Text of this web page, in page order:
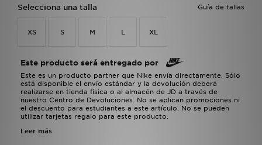
Guía de tallas
Selecciona una talla
XS S M L XL
Este producto será entregado por
Este es un producto partner que Nike envía directamente. Sólo
está disponible el envío estándar y la devolución deberá
realizarse en tienda física o al almacén de JD a través de
nuestro Centro de Devoluciones. No se aplican promociones ni
el descuento para estudiantes a este artículo. No se pueden
utilizar tarjetas regalo para este producto.
Leer más